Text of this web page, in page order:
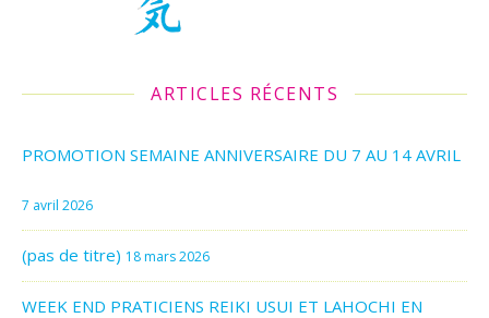
ARTICLES RÉCENTS
PROMOTION SEMAINE ANNIVERSAIRE DU 7 AU 14 AVRIL
7 avril 2026
(pas de titre) 18 mars 2026
WEEK END PRATICIENS REIKI USUI ET LAHOCHI EN